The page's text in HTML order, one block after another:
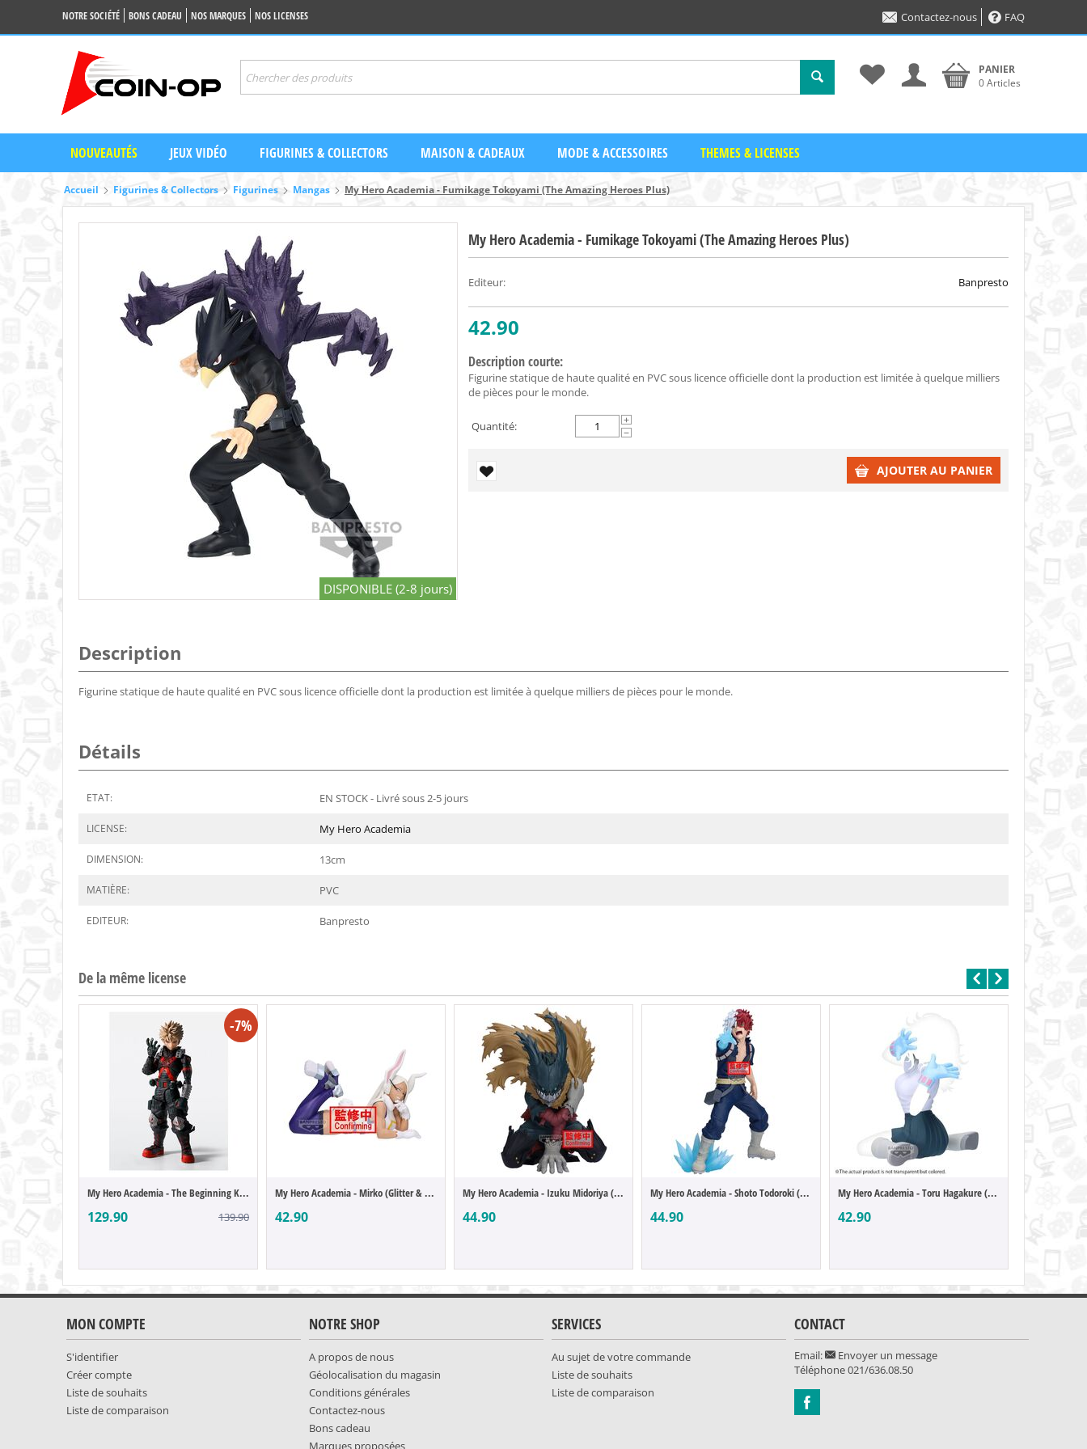
NOTRE SOCIÉTÉ BONS CADEAU NOS MARQUES NOS LICENSES Contactez-nous FAQ
PANIER
0 Articles
NOUVEAUTÉS JEUX VIDÉO FIGURINES & COLLECTORS MAISON & CADEAUX MODE & ACCESSOIRES THEMES & LICENSES
Accueil Figurines & Collectors Figurines Mangas My Hero Academia - Fumikage Tokoyami (The Amazing Heroes Plus)
DISPONIBLE (2-8 jours)
My Hero Academia - Fumikage Tokoyami (The Amazing Heroes Plus)
Editeur: Banpresto
42.90
Description courte:
Figurine statique de haute qualité en PVC sous licence officielle dont la production est limitée à quelque milliers
de pièces pour le monde.
Quantité:
+
−
AJOUTER AU PANIER
Description
Figurine statique de haute qualité en PVC sous licence officielle dont la production est limitée à quelque milliers de pièces pour le monde.
Détails
ETAT: EN STOCK - Livré sous 2-5 jours
LICENSE: My Hero Academia
DIMENSION: 13cm
MATIÈRE: PVC
EDITEUR: Banpresto
De la même license
-7%
My Hero Academia - The Beginning Katsuki ...
129.90 139.90
My Hero Academia - Mirko (Glitter & Glamo...
42.90
My Hero Academia - Izuku Midoriya (Maxima...
44.90
My Hero Academia - Shoto Todoroki (Maxima...
44.90
My Hero Academia - Toru Hagakure (Glitter...
42.90
MON COMPTE
S'identifier
Créer compte
Liste de souhaits
Liste de comparaison
NOTRE SHOP
A propos de nous
Géolocalisation du magasin
Conditions générales
Contactez-nous
Bons cadeau
Marques proposées
SERVICES
Au sujet de votre commande
Liste de souhaits
Liste de comparaison
CONTACT
Email:
Envoyer un message
Téléphone021/636.08.50